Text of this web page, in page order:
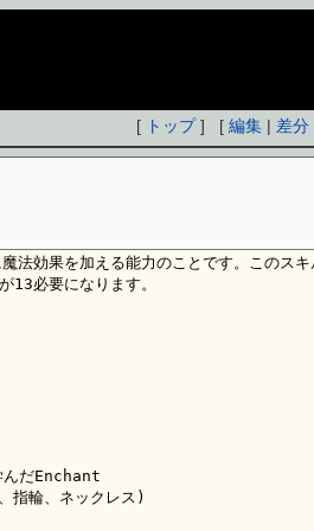
[ トップ] [編集 | 差分